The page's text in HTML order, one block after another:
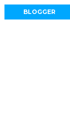
BLOGGER